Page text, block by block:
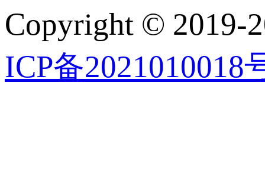
Copyright © 2019-
ICP备2021010018